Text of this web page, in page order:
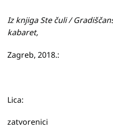
Iz knjiga Ste čuli /
kabaret,
Zagreb, 2018.:
Lica:
zatvorenici